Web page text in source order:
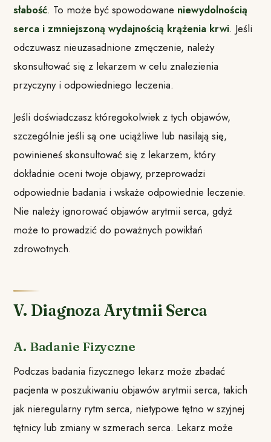
słabość. To może być spowodowane niewydolnością
serca i zmniejszoną wydajnością krążenia krwi. Jeśli
odczuwasz nieuzasadnione zmęczenie, należy
skonsultować się z lekarzem w celu znalezienia
przyczyny i odpowiedniego leczenia.
Jeśli doświadczasz któregokolwiek z tych objawów,
szczególnie jeśli są one uciążliwe lub nasilają się,
powinieneś skonsultować się z lekarzem, który
dokładnie oceni twoje objawy, przeprowadzi
odpowiednie badania i wskaże odpowiednie leczenie.
Nie należy ignorować objawów arytmii serca, gdyż
może to prowadzić do poważnych powikłań
zdrowotnych.
V. Diagnoza Arytmii Serca
A. Badanie Fizyczne
Podczas badania fizycznego lekarz może zbadać
pacjenta w poszukiwaniu objawów arytmii serca, takich
jak nieregularny rytm serca, nietypowe tętno w szyjnej
tętnicy lub zmiany w szmerach serca. Lekarz może